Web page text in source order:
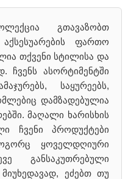
გთავაზობთ
ფართო
თქვენი სტილისა და
ჩვენს ასორტიმენტში
საყურეებს,
დამზადებულია
მაღალი ხარისხის
ჩვენი პროდუქტები
ყოველდღიური
განსაკუთრებული
მიუხედავად, ეძებთ თუ